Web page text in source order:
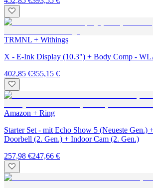
TRMNL + Withings
X - E-Ink Display (10.3") + Body Comp -
402,85 €355,15 €
Amazon + Ring
Starter Set - mit Echo Show 5 (Neueste Gen.)
Doorbell (2. Gen.) + Indoor Cam (2. Gen.)
257,98 €247,66 €